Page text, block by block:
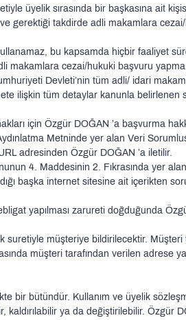
üyelik sırasında bir başkasına ait
gerektiği takdirde adli makamlara
bu kapsamda hiçbir faaliyet
makamlara cezai/hukuki başvuru
Devleti’nin tüm adli/ idari
ilişkin tüm detaylar kanunla belirlenen
için Özgür DOĞAN ’a başvurma
Metninde yer alan Veri
adresinden Özgür DOĞAN ’a iletilir.
4. Maddesinin 2. Fıkrasında yer alan
başka internet sitesine ait içerikten
yapılması zarureti doğduğunda
müşteriye bildirilecektir.
müşteri tarafından verilen adrese
bir bütündür. Kullanım ve üyelik
ya da değiştirilebilir. Özgür